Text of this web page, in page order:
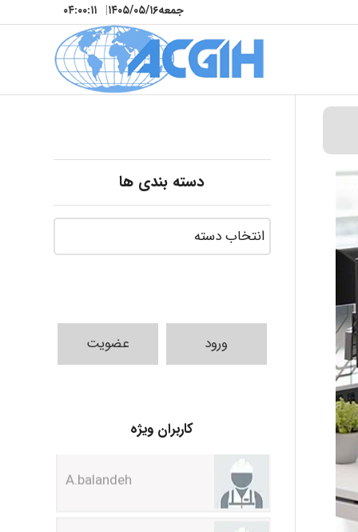
جمعه۱۴۰۵/۰۵/۱۶| ۰۴:۰۰:۱۳
دسته بندی ها
ورود عضویت
کاربران ویژه
fatima